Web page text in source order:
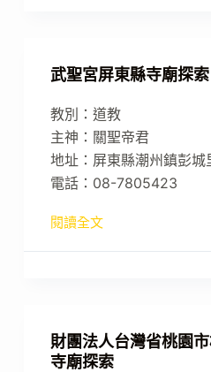
武聖宮屏東縣寺廟探索
教別：道教
主神：關聖帝君
地址：屏東縣潮州鎮彭
電話：08-7805423
閱讀全文
財團法人台灣省桃園
寺廟探索